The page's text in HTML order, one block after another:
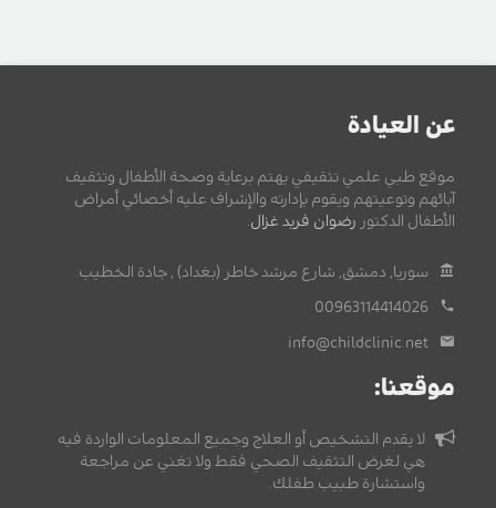
عن العيادة
موقع طبي علمي تثقيفي يهتم برعاية وصحة الأطفال وتثقيف
آبائهم وتوعيتهم ويقوم بإدارته والإشراف عليه أخصائي أمراض
الأطفال الدكتور رضوان فريد غزال.
سوريا, دمشق, شارع مرشد خاطر (بغداد) , جادة الخطيب.
00963114414026
info@childclinic.net
موقعنا:
لا يقدم التشخيص أو العلاج وجميع المعلومات الواردة فيه
هي لغرض التثقيف الصحي فقط ولا تغني عن مراجعة
واستشارة طبيب طفلك.